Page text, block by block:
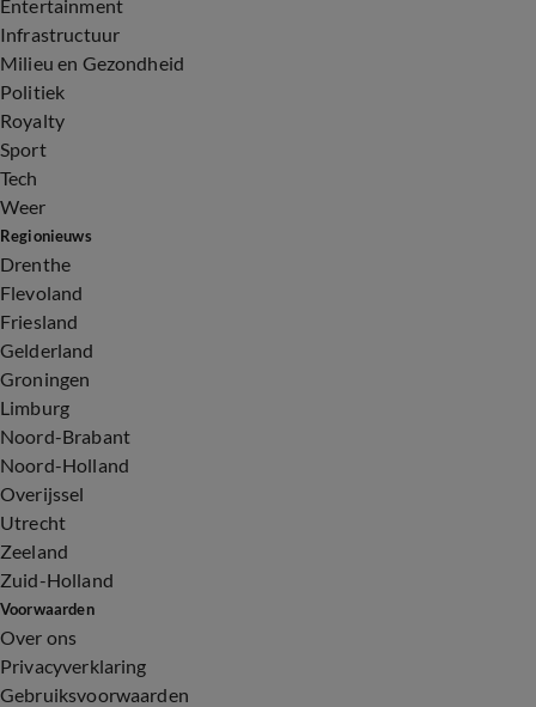
Entertainment
Infrastructuur
Milieu en Gezondheid
Politiek
Royalty
Sport
Tech
Weer
Regionieuws
Drenthe
Flevoland
Friesland
Gelderland
Groningen
Limburg
Noord-Brabant
Noord-Holland
Overijssel
Utrecht
Zeeland
Zuid-Holland
Voorwaarden
Over ons
Privacyverklaring
Gebruiksvoorwaarden